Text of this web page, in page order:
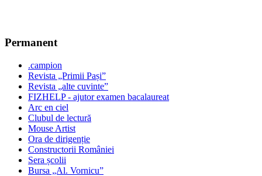
Permanent
.campion
Revista „Primii Pași”
Revista „alte cuvinte”
FIZHELP - ajutor examen bacalaureat
Arc en ciel
Clubul de lectură
Mouse Artist
Ora de dirigenție
Constructorii României
Sera școlii
Bursa „Al. Vornicu”